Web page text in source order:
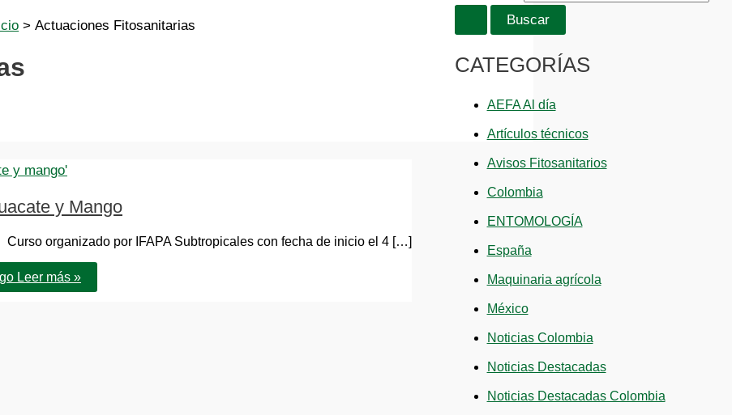
Actuaciones Fitosanitarias
y Mango
organizado por IFAPA Subtropicales con fecha de inicio el 4 […]
Leer más »
CATEGORÍAS
AEFA Al día
Artículos técnicos
Avisos Fitosanitarios
Colombia
ENTOMOLOGÍA
España
Maquinaria agrícola
México
Noticias Colombia
Noticias Destacadas
Noticias Destacadas Colombia